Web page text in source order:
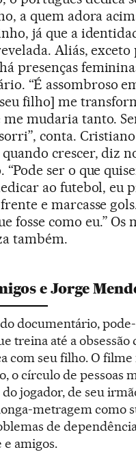
a quem adora
já que a
Aliás, exceto
presenças
“É assombroso
filho] me
me mudaria tanto.
conta.
crescer, diz
ser o que
ao futebol, eu
e marcasse
fosse como eu.” Os
também.
e Jorge
documentário,
treina até a obsessão
com seu filho. O filme
o círculo de pessoas
jogador, de seu
metragem como
de
e amigos.